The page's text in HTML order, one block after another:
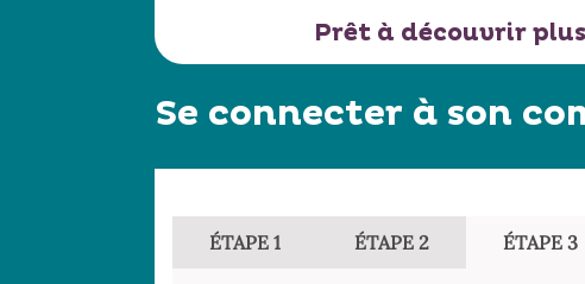
Prêt à découvrir
Se connecter à son
ÉTAPE 1 ÉTAPE 2 ÉTAPE 3